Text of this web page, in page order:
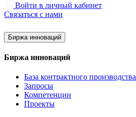
Войти в личный кабинет
Связаться с нами
Биржа инноваций
Биржа инноваций
База контрактного производства
Запросы
Компетенции
Проекты